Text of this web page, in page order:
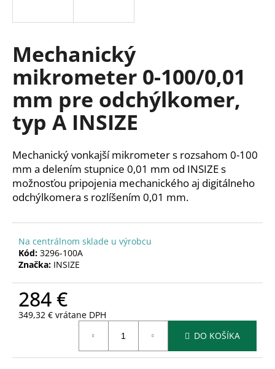
Mechanický
mikrometer 0-100/0,01
mm pre odchýlkomer,
typ A INSIZE
Mechanický vonkajší mikrometer s rozsahom 0-100
mm a delením stupnice 0,01 mm od INSIZE s
možnosťou pripojenia mechanického aj digitálneho
odchýlkomera s rozlíšením 0,01 mm.
Na centrálnom sklade u výrobcu
Kód: 3296-100A
Značka: INSIZE
284 €
349,32 € vrátane DPH
DO KOŠÍKA
s
ť
?
O
p
o
ú
m
e